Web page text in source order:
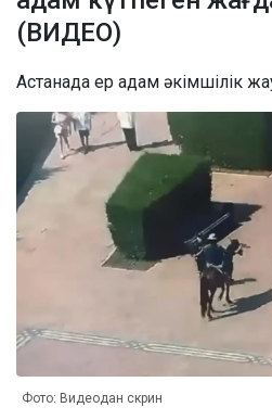
(ВИДЕО)
Астанада ер адам әкімшілік
Фото: Видеодан скрин